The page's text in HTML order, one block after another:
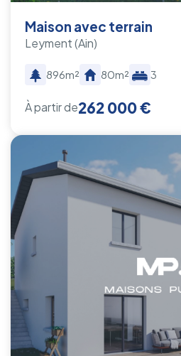
Maison avec terrain
Leyment(Ain)
896m² 80m² 3
À partir de262 000 €